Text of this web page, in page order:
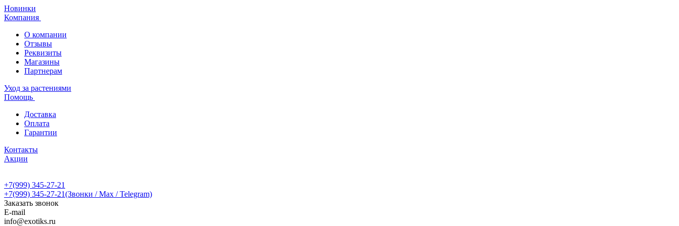
Новинки
Компания
О компании
Отзывы
Реквизиты
Магазины
Партнерам
Уход за растениями
Помощь
Доставка
Оплата
Гарантии
Контакты
Акции
+7(999) 345-27-21
+7(999) 345-27-21(Звонки / Max / Telegram)
Заказать звонок
E-mail
info@exotiks.ru